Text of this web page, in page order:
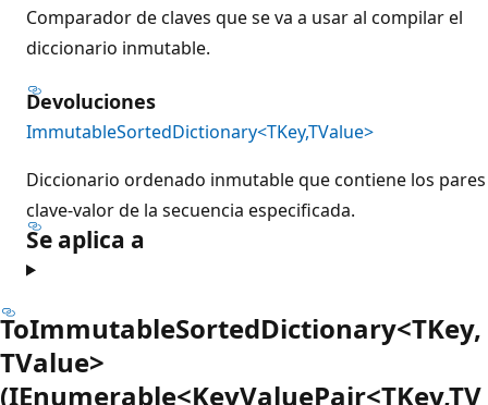
Comparador de claves que se va a usar al compilar el
diccionario inmutable.
Devoluciones
ImmutableSortedDictionary<TKey,TValue>
Diccionario ordenado inmutable que contiene los pares
clave-valor de la secuencia especificada.
Se aplica a
ToImmutableSortedDictionary<TKey,
TValue>
(IEnumerable<KeyValuePair<TKey,TV